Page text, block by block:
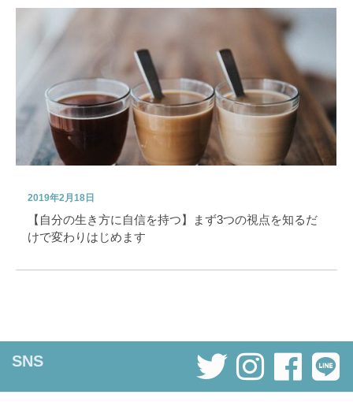
2019年2月18日
【自分の生き方に自信を持つ】まず3つの視点を知るだ
けで変わりはじめます
SNS